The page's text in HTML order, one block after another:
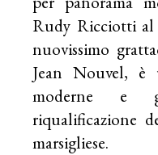
Rudy Ricciotti al
nuovissimo
Jean Nouvel, è
moderne e
riqualificazione
marsigliese.